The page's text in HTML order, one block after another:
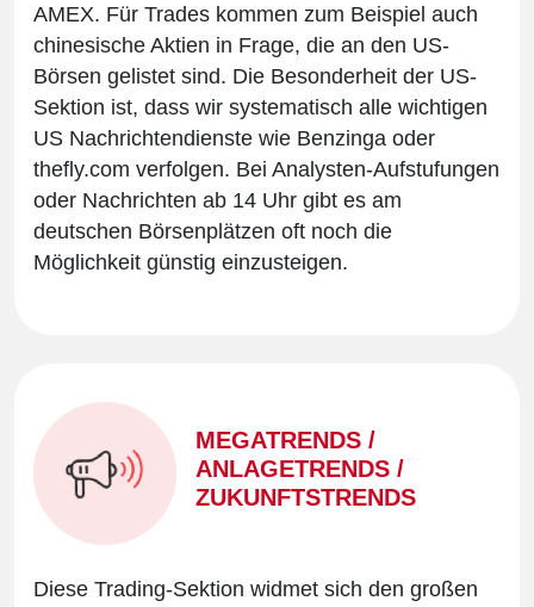
AMEX. Für Trades kommen zum Beispiel auch
chinesische Aktien in Frage, die an den US-
Börsen gelistet sind. Die Besonderheit der US-
Sektion ist, dass wir systematisch alle wichtigen
US Nachrichtendienste wie Benzinga oder
thefly.com verfolgen. Bei Analysten-Aufstufungen
oder Nachrichten ab 14 Uhr gibt es am
deutschen Börsenplätzen oft noch die
Möglichkeit günstig einzusteigen.
MEGATRENDS /
ANLAGETRENDS /
ZUKUNFTSTRENDS
Diese Trading-Sektion widmet sich den großen